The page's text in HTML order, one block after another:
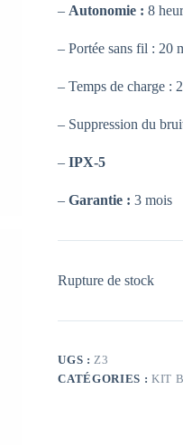
– Autonomie : 8
– Portée sans fil : 20
– Temps de charge :
– Suppression du
–IPX-5
–Garantie : 3 mois
Rupture de stock
UGS : Z3
CATÉGORIES : KIT